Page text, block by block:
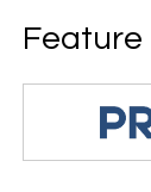
Feature